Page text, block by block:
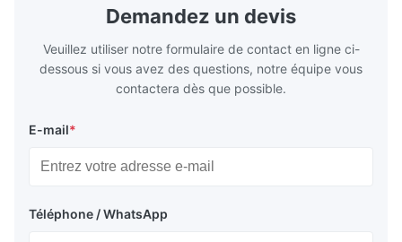
specifically forDemandez un devis
Veuillez utiliser notre formulaire de contact en ligne ci-
dessous si vous avez des questions, notre équipe vous
contactera dès que possible.
E-mail*
Téléphone / WhatsApp